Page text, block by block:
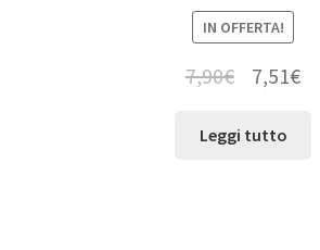
IN OFFERTA!
7,90€ 7,51€
Leggi tutto